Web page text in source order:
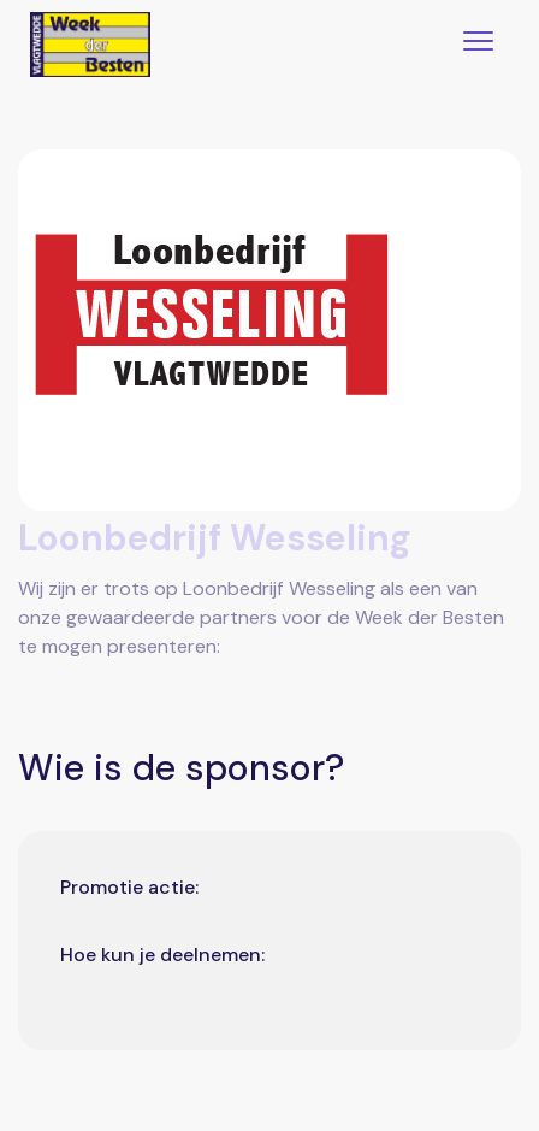
Loonbedrijf Wesseling
Wij zijn er trots op Loonbedrijf Wesseling als een van
onze gewaardeerde partners voor de Week der Besten
te mogen presenteren:
Wie is de sponsor?
Promotie actie:
Hoe kun je deelnemen: